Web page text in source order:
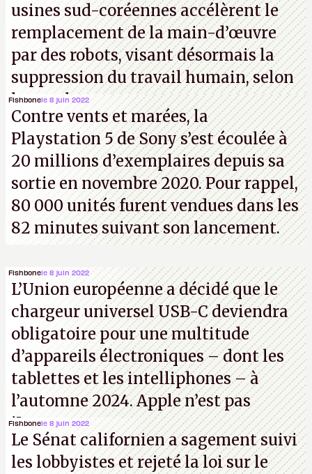
usines sud-coréennes accélèrent le
remplacement de la main-d’œuvre
par des robots, visant désormais la
suppression du travail humain, selon
les analystes.
Fishbonele 8 juin 2022
Contre vents et marées, la
Playstation 5 de Sony s’est écoulée à
20 millions d’exemplaires depuis sa
sortie en novembre 2020. Pour rappel,
80 000 unités furent vendues dans les
82 minutes suivant son lancement.
Fishbonele 8 juin 2022
L’Union européenne a décidé que le
chargeur universel USB-C deviendra
obligatoire pour une multitude
d’appareils électroniques – dont les
tablettes et les intelliphones – à
l’automne 2024. Apple n’est pas
iJouasse.
Fishbonele 8 juin 2022
Le Sénat californien a sagement suivi
les lobbyistes et rejeté la loi sur le